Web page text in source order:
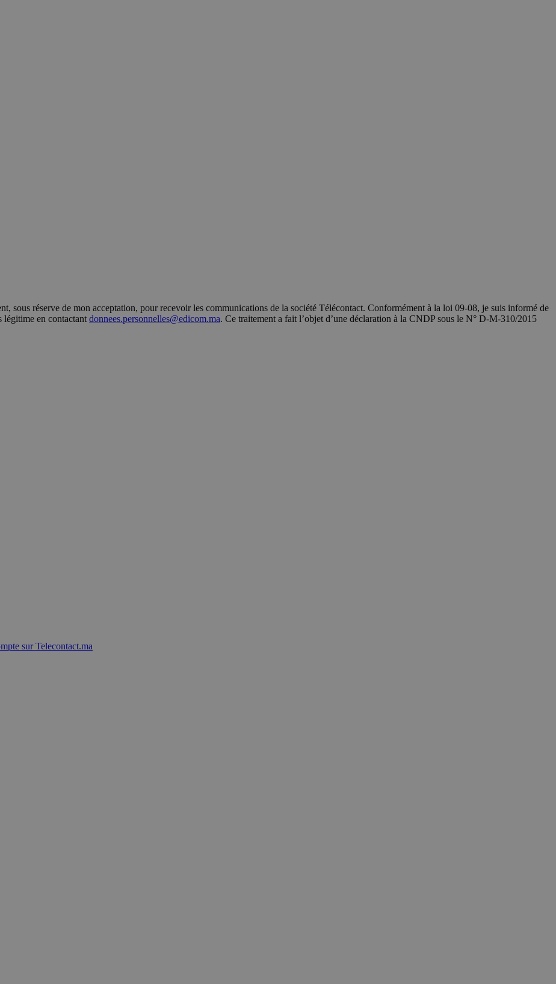
sous réserve de mon acceptation, pour recevoir les communications de la société Télécontact. Conformément à la loi 09-08, je suis informé de
légitime en contactant donnees.personnelles@edicom.ma. Ce traitement a fait l’objet d’une déclaration à la CNDP sous le N° D-M-310/2015
sur Telecontact.ma